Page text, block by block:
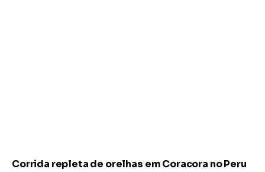
Corrida repleta de orelhas em Coracora no Peru